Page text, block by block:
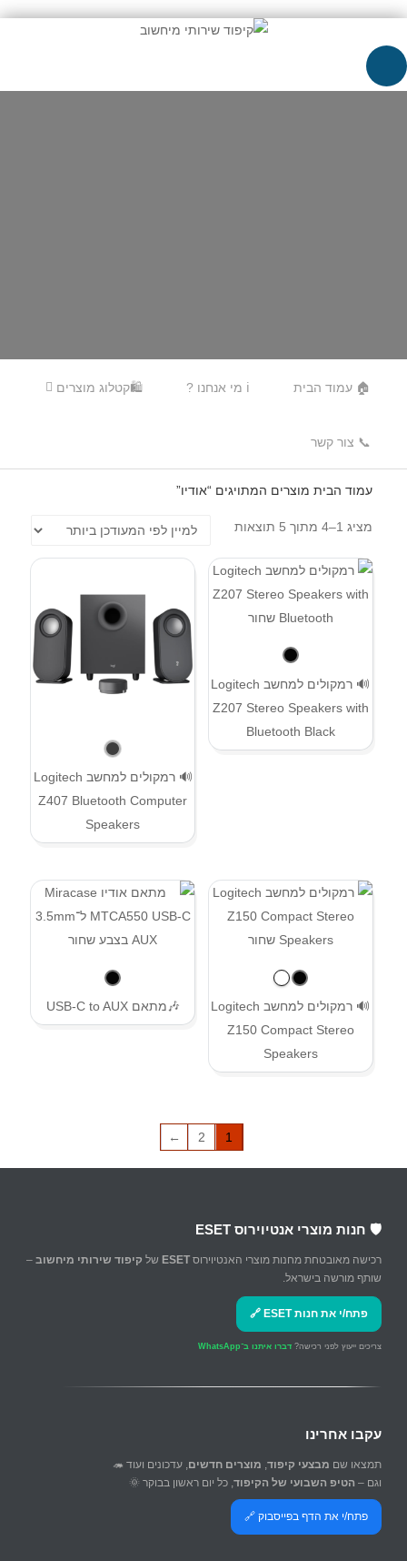
Menu🏠 עמוד הבית
ℹ️ מי אנחנו ? 🛍️קטלוג מוצרים
📞 צור קשר
עמוד הבית מוצרים המתויגים “אודיו”
מציג 1–4 מתוך 5 תוצאות
🔊 רמקולים למחשב Logitech
Z207 Stereo Speakers with
Bluetooth Black
🔊 רמקולים למחשב Logitech
Z407 Bluetooth Computer
Speakers
🔊 רמקולים למחשב Logitech
Z150 Compact Stereo
Speakers
🎶מתאם USB-C to AUX
1
2
←
🛡️ חנות מוצרי אנטיוירוס ESET
רכישה מאובטחת מחנות מוצרי האנטיוירוס ESET של קיפוד שירותי מיחשוב –
שותף מורשה בישראל.
פתח/י את חנות ESET 🔗
צריכים ייעוץ לפני רכישה? דברו איתנו ב־WhatsApp
עקבו אחרינו
תמצאו שם מבצעי קיפוד, מוצרים חדשים, עדכונים ועוד 🦔
וגם – הטיפ השבועי של הקיפוד, כל יום ראשון בבוקר 🌞
פתח/י את הדף בפייסבוק 🔗